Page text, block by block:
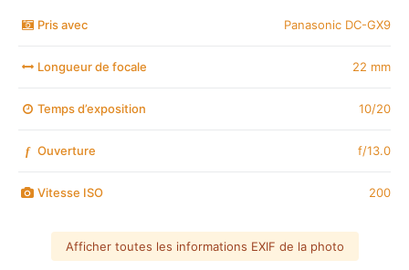
Pris avec Panasonic DC-GX9
Longueur de focale 22 mm
Temps d’exposition 10/20
f Ouverture f/13.0
Vitesse ISO 200
Afficher toutes les informations EXIF de la photo